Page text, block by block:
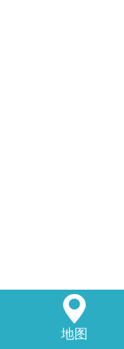

地图